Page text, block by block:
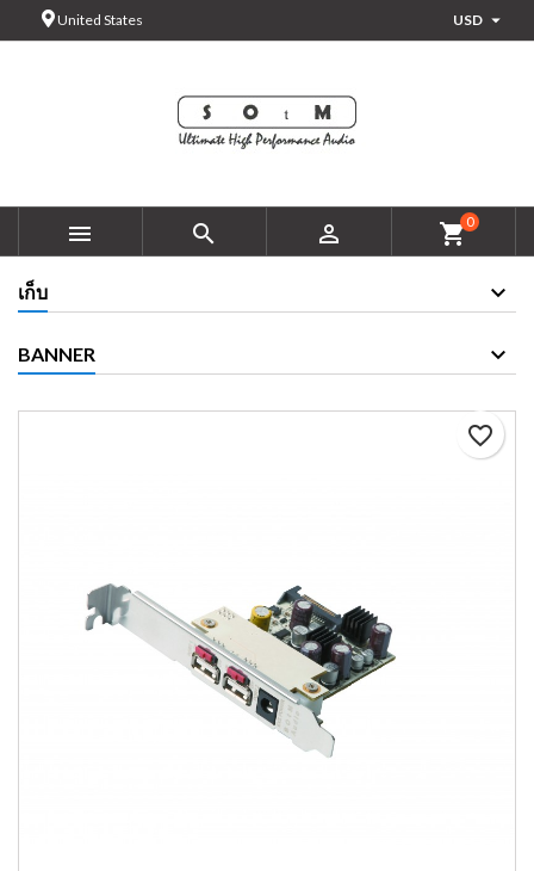
United States USD 
   shopping_cart0
เก็บ
BANNER
favorite_border
Add to wishlist ×
Create wishlist ×
Create wishlist
Sign in ×
You need to be logged in to save products in your wishlist.